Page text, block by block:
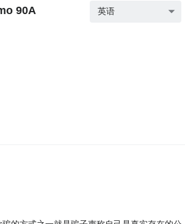
90A
英语